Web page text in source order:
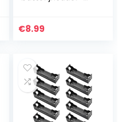
batterijen-doos
€8.99